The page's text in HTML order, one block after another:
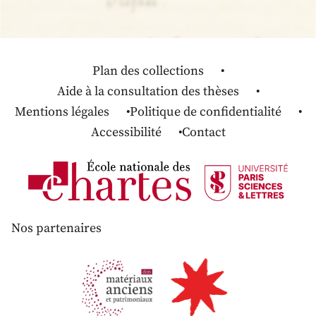
Plan des collections
Aide à la consultation des thèses
Mentions légales
Politique de confidentialité
Accessibilité
Contact
Nos partenaires